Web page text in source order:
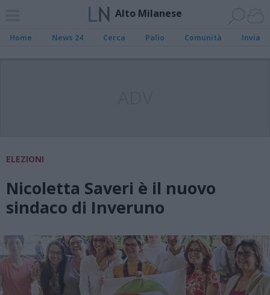
Alto Milanese
Home News 24 Cerca Palio Comunità Invia
ELEZIONI
Nicoletta Saveri è il nuovo
sindaco di Inveruno